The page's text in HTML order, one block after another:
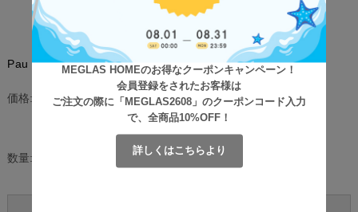
MEGLAS HOMEのお得なクーポンキャンペーン！
会員登録をされたお客様は
ご注文の際に「MEGLAS2608」のクーポンコード入力
で、全商品10%OFF！
詳しくはこちらより
Pau（パウ） 天然木スライド式ダストボックス
価格: ¥17,800 (税込)
[ポイント還元 178ポイント～]
数量: